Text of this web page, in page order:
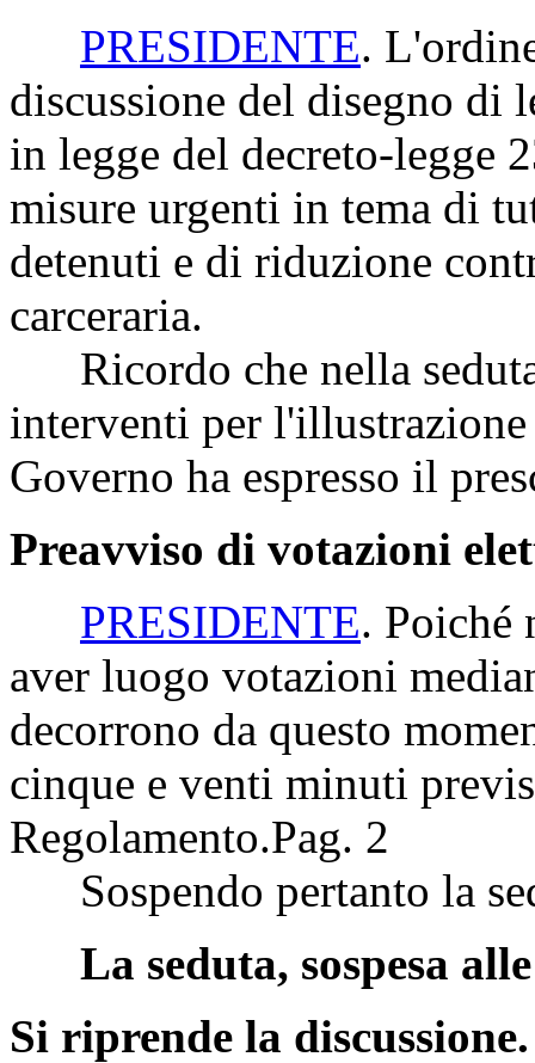
PRESIDENTE.
discussione del disegno
in legge del decreto-legge
misure urgenti in tema di
detenuti e di riduzione
carceraria.
Ricordo che nella
interventi per
Governo ha espresso il
Preavviso di votazioni
PRESIDENTE. Poiché
aver luogo votazioni
decorrono da questo
cinque e venti minuti
Regolamento.Pag. 2
Sospendo pertanto la
La seduta, sospesa
Si riprende la discussione.